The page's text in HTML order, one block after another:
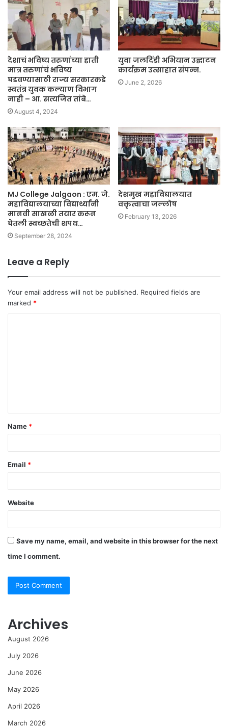
देशाचं भविष्य तरुणांच्या हाती
मात्र तरुणांचं भविष्य
घडवण्यासाठी राज्य सरकारकडे
स्वतंत्र युवक कल्याण विभाग
नाही – आ. सत्यजित तांबे…
August 4, 2024
युवा जलदिंडी अभियान उद्घाटन
कार्यक्रम उत्साहात संपन्न.
June 2, 2026
MJ College Jalgaon : एम. जे.
महाविद्यालयाच्या विद्यार्थ्यांनी
मानवी साखळी तयार करून
घेतली स्वच्छतेची शपथ…
September 28, 2024
देशमुख महाविद्यालयात
वक्तृत्वाचा जल्लोष
February 13, 2026
Leave a Reply
Your email address will not be published. Required fields are
marked *
t
*
Name *
Email *
Website
Save my name, email, and website in this browser for the next
time I comment.
Archives
August 2026
July 2026
June 2026
May 2026
April 2026
March 2026